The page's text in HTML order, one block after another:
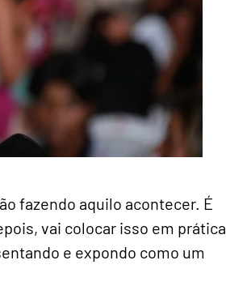
fazendo aquilo acontecer. É
vai colocar isso em prática.
e expondo como um